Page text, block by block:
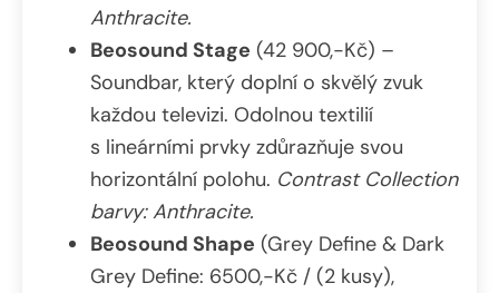
Anthracite.
Beosound Stage (42 900,-Kč) –
Soundbar, který doplní o skvělý zvuk
každou televizi. Odolnou textilií
s lineárními prvky zdůrazňuje svou
horizontální polohu. Contrast Collection
barvy: Anthracite.
Beosound Shape (Grey Define & Dark
Grey Define: 6500,-Kč / (2 kusy),